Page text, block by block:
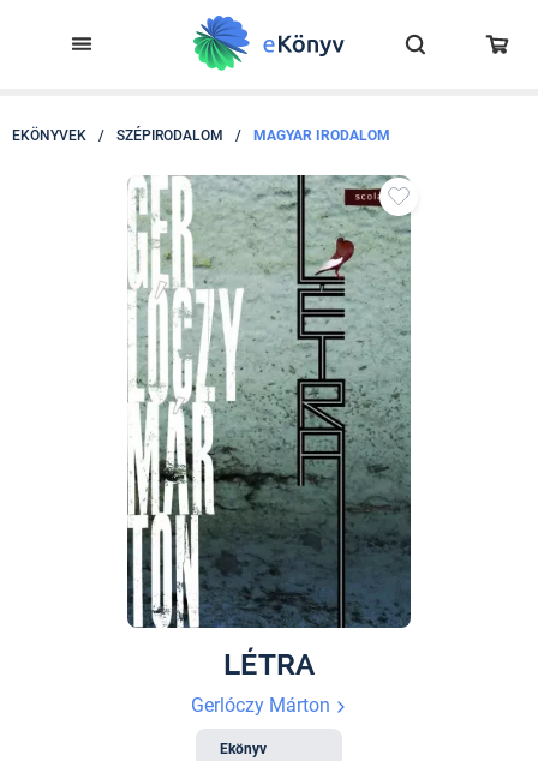
EKÖNYVEK / SZÉPIRODALOM / MAGYAR IRODALOM
LÉTRA
Gerlóczy Márton
Ekönyv